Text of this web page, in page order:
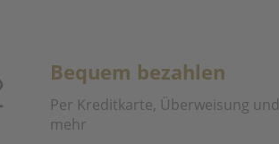
Bequem bezahlen
Per Kreditkarte, Überweisung und
mehr